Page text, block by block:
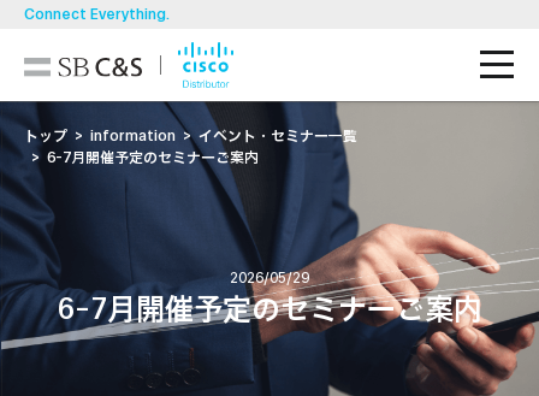
Connect Everything.
技術ブログ
導入事例
製品一覧
ソリューション
お知らせ・イベント/セミナー
トップ information
イベント・セミナー一覧
6-7月開催予定のセミナーご案内
2026/05/29
6-7月開催予定のセミナーご案内